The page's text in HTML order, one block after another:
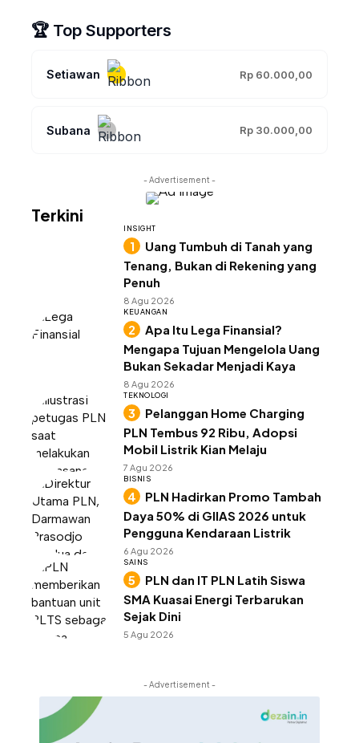
🏆 Top Supporters
Setiawan Rp 60.000,00
Subana Rp 30.000,00
- Advertisement -
Terkini
INSIGHT
Uang Tumbuh di Tanah yang
Tenang, Bukan di Rekening yang
Penuh
8 Agu 2026
KEUANGAN
Apa Itu Lega Finansial?
Mengapa Tujuan Mengelola Uang
Bukan Sekadar Menjadi Kaya
8 Agu 2026
TEKNOLOGI
Pelanggan Home Charging
PLN Tembus 92 Ribu, Adopsi
Mobil Listrik Kian Melaju
7 Agu 2026
BISNIS
PLN Hadirkan Promo Tambah
Daya 50% di GIIAS 2026 untuk
Pengguna Kendaraan Listrik
6 Agu 2026
SAINS
PLN dan IT PLN Latih Siswa
SMA Kuasai Energi Terbarukan
Sejak Dini
5 Agu 2026
- Advertisement -